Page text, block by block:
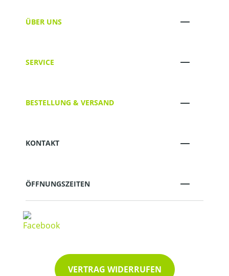
ÜBER UNS
SERVICE
BESTELLUNG & VERSAND
KONTAKT
ÖFFNUNGSZEITEN
VERTRAG WIDERRUFEN